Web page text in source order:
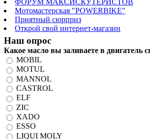
Мотомастерская "POWERBIKE"
Приятный сюрприз
Открой свой интернет-магазин
Наш опрос
Какое масло вы заливаете в двигатель
MOBIL
MOTUL
MANNOL
CASTROL
ELF
ZIC
XADO
ESSO
LIQUI MOLY